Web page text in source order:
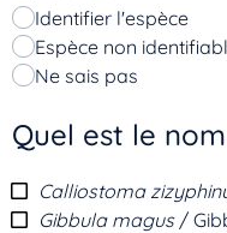
Identifier l'espèce
Espèce non
Ne sais pas
Quel est le
Calliostoma
Gibbula magus/